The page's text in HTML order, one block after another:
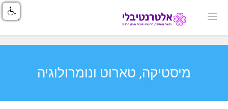
מיסטיקה, טארוט ונומרולוגיה